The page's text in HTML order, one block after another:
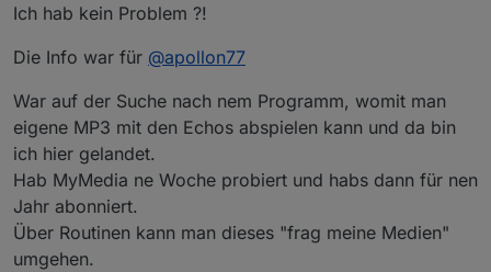
Ich hab kein Problem ?!
Die Info war für @apollon77
War auf der Suche nach nem Programm, womit man
eigene MP3 mit den Echos abspielen kann und da bin
ich hier gelandet.
Hab MyMedia ne Woche probiert und habs dann für nen
Jahr abonniert.
Über Routinen kann man dieses "frag meine Medien"
umgehen.